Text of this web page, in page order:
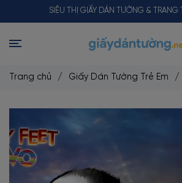
SIÊU THỊ GIẤY DÁN TƯỜNG & TRANG
Trang chủ / Giấy Dán Tường Trẻ Em /